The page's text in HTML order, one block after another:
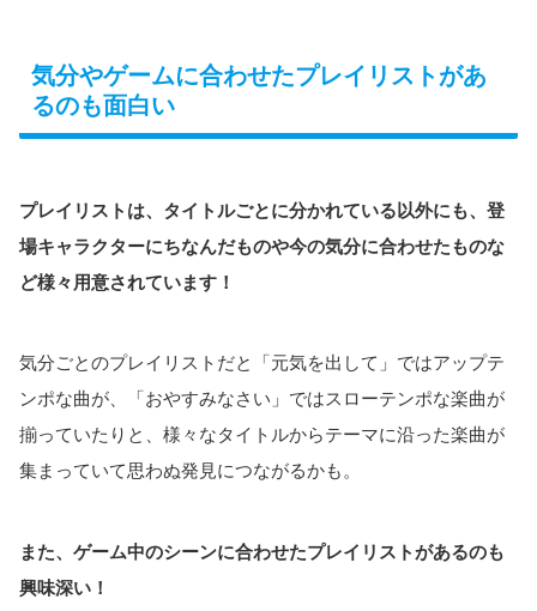
気分やゲームに合わせたプレイリストがあ
るのも面白い
プレイリストは、タイトルごとに分かれている以外にも、登
場キャラクターにちなんだものや今の気分に合わせたものな
ど様々用意されています！
気分ごとのプレイリストだと「元気を出して」ではアップテ
ンポな曲が、「おやすみなさい」ではスローテンポな楽曲が
揃っていたりと、様々なタイトルからテーマに沿った楽曲が
集まっていて思わぬ発見につながるかも。
また、ゲーム中のシーンに合わせたプレイリストがあるのも
興味深い！